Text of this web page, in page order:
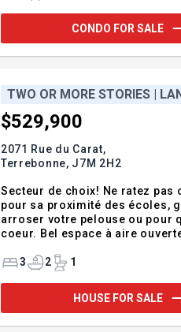
CONDO FOR SALE
TWO OR MORE STORIES |
$529,900
2071 Rue du Carat,
Terrebonne, J7M 2H2
Secteur de choix! Ne ratez
pour sa proximité des écoles,
arroser votre pelouse ou pour
coeur. Bel espace à aire
moins
3 2 1
HOUSE FOR SALE